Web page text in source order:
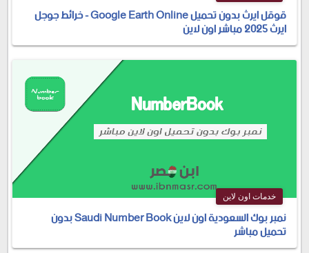
قوقل ايرث بدون تحميل Google Earth Online - خرائط جوجل
ايرث 2025 مباشر اون لاين
خدمات اون لاين
نمبر بوك السعودية اون لاين Saudi Number Book بدون
تحميل مباشر